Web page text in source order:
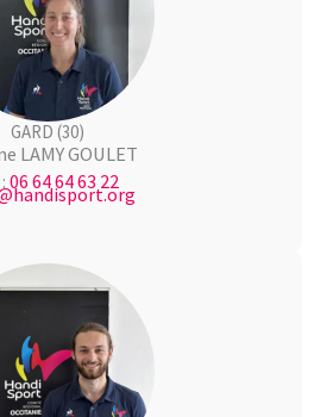
GARD (30)
LAMY GOULET
06 64 64 63 22